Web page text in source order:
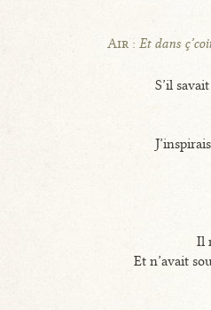
Air :Et dans
S’il
Il
Et n’avait